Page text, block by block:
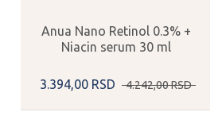
Anua Nano Retinol 0.3% +
Niacin serum 30 ml
3.394,00 RSD 4.242,00RSD